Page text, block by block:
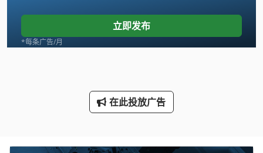
提取
断头台剪
立即发布
*每条广告/月
在此投放广告